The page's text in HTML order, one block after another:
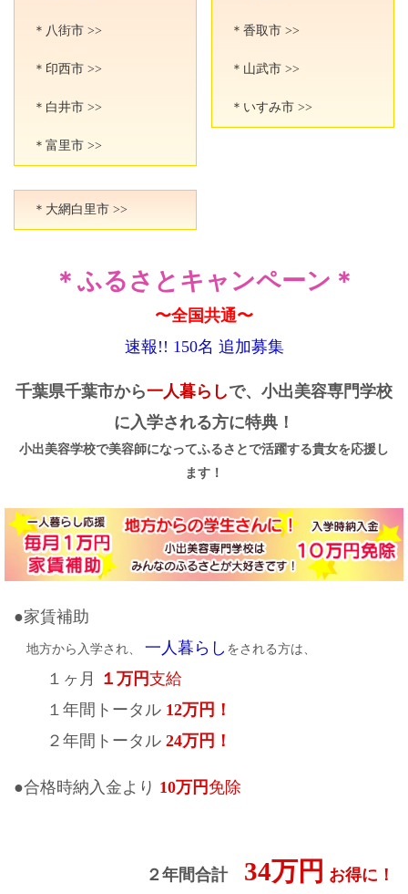
＊八街市 >>
＊印西市 >>
＊白井市 >>
＊富里市 >>
＊香取市 >>
＊山武市 >>
＊いすみ市 >>
＊大網白里市 >>
＊ふるさとキャンペーン＊
〜全国共通〜
速報!! 150名 追加募集
千葉県千葉市から一人暮らしで、小出美容専門学校
に入学される方に特典！
小出美容学校で美容師になってふるさとで活躍する貴女を応援し
ます！
●家賃補助
地方から入学され、 一人暮らし をされる方は、
１ヶ月 １万円支給
１年間トータル 12万円！
２年間トータル 24万円！
●合格時納入金より 10万円 免除
２年間合計 34万円 お得に！